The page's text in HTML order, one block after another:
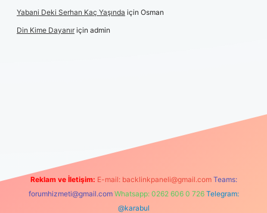
Yabani Deki Serhan Kaç Yaşında için Osman
Din Kime Dayanıriçin admin
Reklam ve İletişim: E-mail: backlinkpaneli@gmail.com Teams:
forumhizmeti@gmail.com Whatsapp: 0262 606 0 726 Telegram:
@karabul